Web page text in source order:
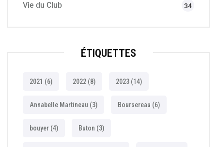
Vie du Club 34
ÉTIQUETTES
2021 (6) 2022 (8) 2023 (14)
Annabelle Martineau (3) Boursereau (6)
bouyer (4) Buton (3)